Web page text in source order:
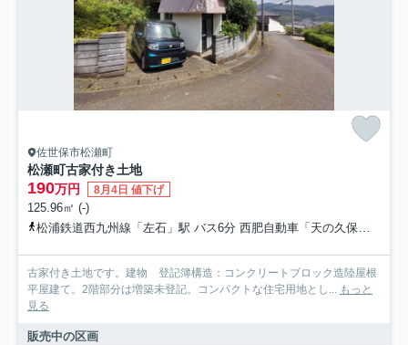
佐世保市松瀬町
松瀬町古家付き土地
190万円 8月4日 値下げ
125.96㎡ (-)
松浦鉄道西九州線「左石」駅 バス6分 西肥自動車「天の久保」 停歩2分
古家付き土地です。建物 登記簿構造：コンクリートブロック造陸屋根
平屋建て。2階部分は増築未登記。コンパクトな住宅用地とし... もっと
見る
販売中の区画